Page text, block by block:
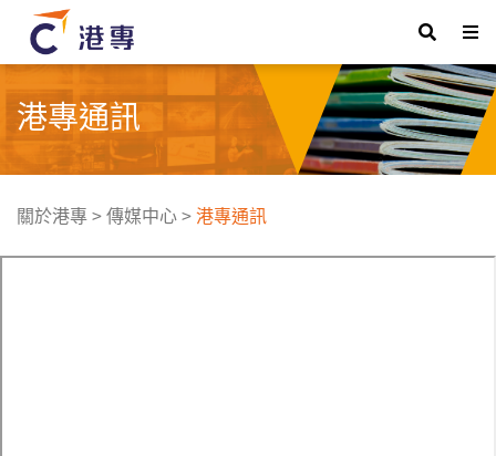
港專通訊
關於港專>傳媒中心>港專通訊